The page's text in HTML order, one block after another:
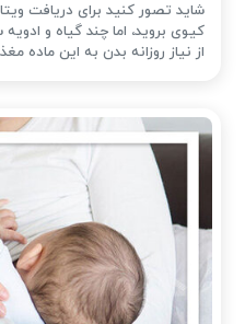
کیوی بروید، اما چند گیاه و
از نیاز روزانه بدن به این ماده